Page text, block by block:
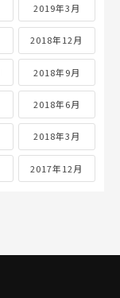
2019年3月
2018年12月
2018年9月
2018年6月
2018年3月
2017年12月